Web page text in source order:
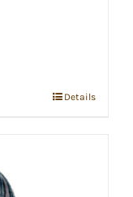
Details